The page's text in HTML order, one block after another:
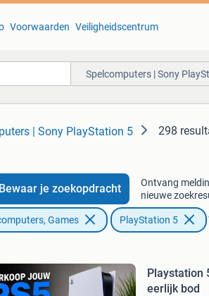
Voorwaarden Veiligheidscentrum
Spelcomputers | Sony
| Sony PlayStation 5 298
Bewaar je zoekopdracht
Ontvang
nieuwe
Games PlayStation 5
Playstation 5 inkoop,
eerlijk bod